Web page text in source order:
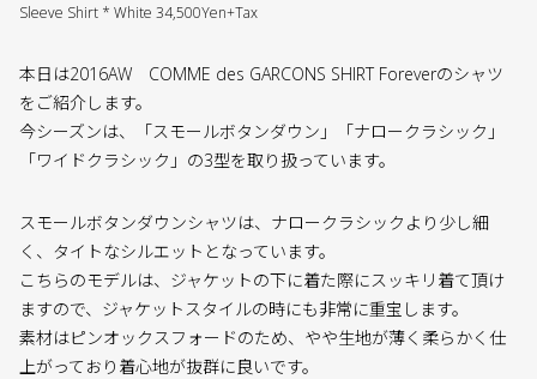
Sleeve Shirt * White 34,500Yen+Tax
本日は2016AW COMME des GARCONS SHIRT Foreverのシャツ
をご紹介します。
今シーズンは、「スモールボタンダウン」「ナロークラシック」
「ワイドクラシック」の3型を取り扱っています。
スモールボタンダウンシャツは、ナロークラシックより少し細
く、タイトなシルエットとなっています。
こちらのモデルは、ジャケットの下に着た際にスッキリ着て頂け
ますので、ジャケットスタイルの時にも非常に重宝します。
素材はピンオックスフォードのため、やや生地が薄く柔らかく仕
上がっており着心地が抜群に良いです。